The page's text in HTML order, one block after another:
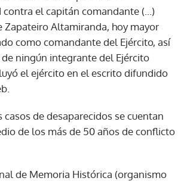
el capitán comandante (...)
Zapateiro Altamiranda, hoy mayor
como comandante del Ejército, así
ningún integrante del Ejército
el ejército en el escrito difundido
casos de desaparecidos se cuentan
de los más de 50 años de conflicto
de Memoria Histórica (organismo